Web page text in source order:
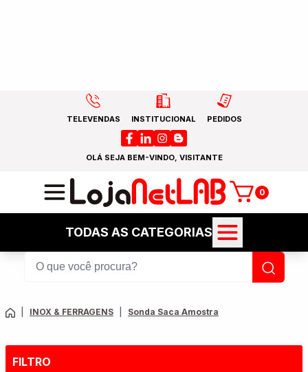
TELEVENDAS INSTITUCIONAL PEDIDOS
OLÁ SEJA BEM-VINDO, VISITANTE
0
TODAS AS CATEGORIAS
INOX & FERRAGENS Sonda Saca Amostra
FILTRO